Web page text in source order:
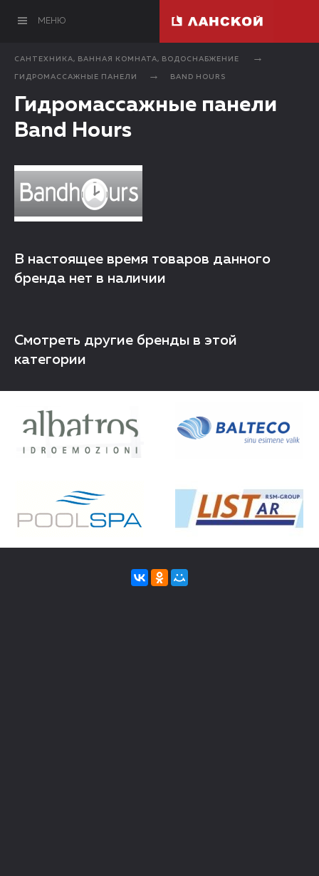
МЕНЮ
САНТЕХНИКА, ВАННАЯ КОМНАТА, ВОДОСНАБЖЕНИЕ
ГИДРОМАССАЖНЫЕ ПАНЕЛИ BAND HOURS
Гидромассажные панели
Band Hours
В настоящее время товаров данного
бренда нет в наличии
Смотреть другие бренды в этой
категории